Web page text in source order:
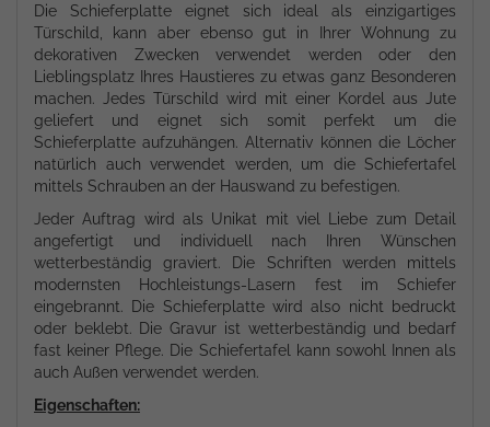
Die Schieferplatte eignet sich ideal als einzigartiges
Türschild, kann aber ebenso gut in Ihrer Wohnung zu
dekorativen Zwecken verwendet werden oder den
Lieblingsplatz Ihres Haustieres zu etwas ganz Besonderen
machen. Jedes Türschild wird mit einer Kordel aus Jute
geliefert und eignet sich somit perfekt um die
Schieferplatte aufzuhängen. Alternativ können die Löcher
natürlich auch verwendet werden, um die Schiefertafel
mittels Schrauben an der Hauswand zu befestigen.
Jeder Auftrag wird als Unikat mit viel Liebe zum Detail
angefertigt und individuell nach Ihren Wünschen
wetterbeständig graviert. Die Schriften werden mittels
modernsten Hochleistungs-Lasern fest im Schiefer
eingebrannt. Die Schieferplatte wird also nicht bedruckt
oder beklebt. Die Gravur ist wetterbeständig und bedarf
fast keiner Pflege. Die Schiefertafel kann sowohl Innen als
auch Außen verwendet werden.
Eigenschaften: